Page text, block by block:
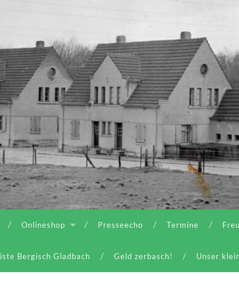
Onlineshop Presseecho Termine
Bergisch Gladbach Geld zerbasch! Unser